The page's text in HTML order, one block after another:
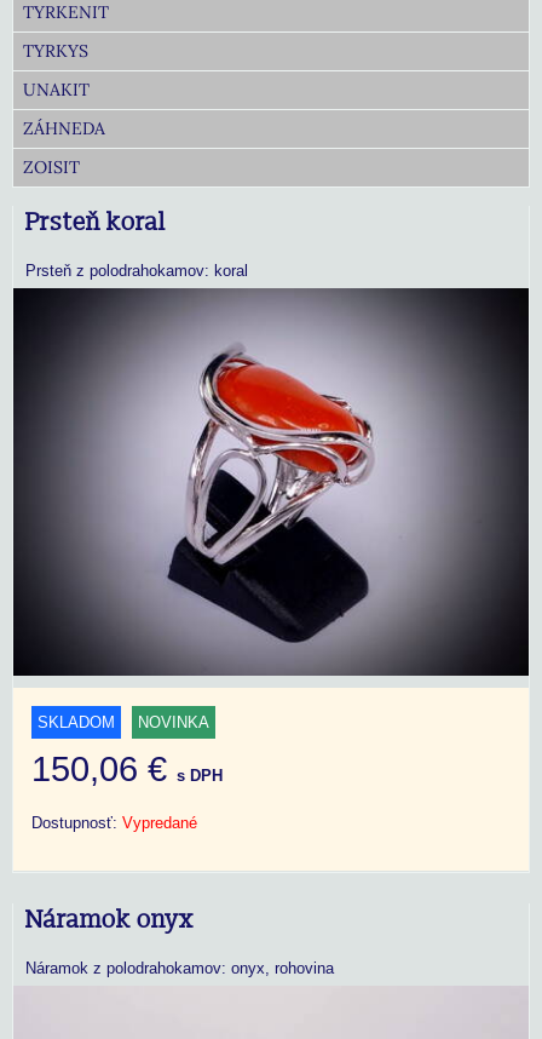
TYRKENIT
TYRKYS
UNAKIT
ZÁHNEDA
ZOISIT
Prsteň koral
Prsteň z polodrahokamov: koral
SKLADOM NOVINKA
150,06 € s DPH
Dostupnosť: Vypredané
Náramok onyx
Náramok z polodrahokamov: onyx, rohovina